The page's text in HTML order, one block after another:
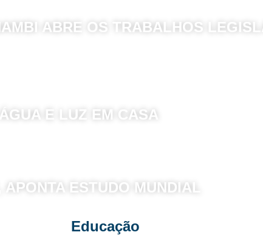
ABRE OS TRABALHOS
E LUZ EM CASA
ESTUDO MUNDIAL
Educação